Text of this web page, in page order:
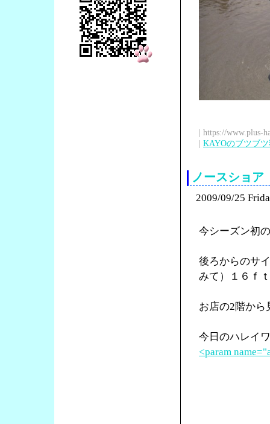
| https://www.plus-
| KAYOのブツブ
ノースショ
2009/09/25
今シーズン初
後ろからのサ
みて）１６ｆ
お店の2階から
今日のハレイ
<param